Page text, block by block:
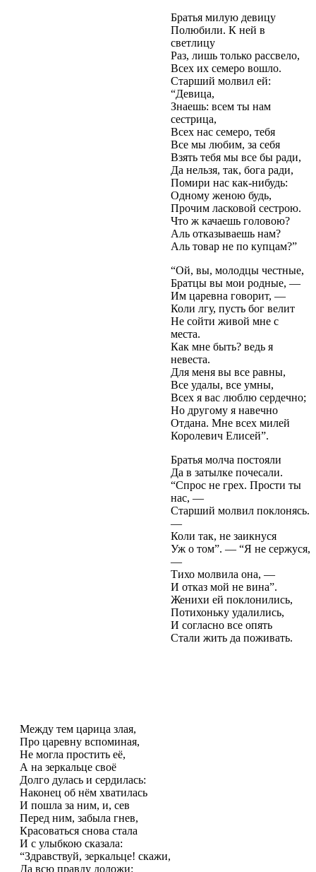
Братья милую девицу
Полюбили. К ней в
светлицу
Раз, лишь только рассвело,
Всех их семеро вошло.
Старший молвил ей:
“Девица,
Знаешь: всем ты нам
сестрица,
Всех нас семеро, тебя
Все мы любим, за себя
Взять тебя мы все бы ради,
Да нельзя, так, бога ради,
Помири нас как-нибудь:
Одному женою будь,
Прочим ласковой сестрою.
Что ж качаешь головою?
Аль отказываешь нам?
Аль товар не по купцам?”
“Ой, вы, молодцы честные,
Братцы вы мои родные, —
Им царевна говорит, —
Коли лгу, пусть бог велит
Не сойти живой мне с
места.
Как мне быть? ведь я
невеста.
Для меня вы все равны,
Все удалы, все умны,
Всех я вас люблю сердечно;
Но другому я навечно
Отдана. Мне всех милей
Королевич Елисей”.
Братья молча постояли
Да в затылке почесали.
“Спрос не грех. Прости ты
нас, —
Старший молвил поклонясь.
—
Коли так, не заикнуся
Уж о том”. — “Я не сержуся,
—
Тихо молвила она, —
И отказ мой не вина”.
Женихи ей поклонились,
Потихоньку удалились,
И согласно все опять
Стали жить да поживать.
Между тем царица злая,
Про царевну вспоминая,
Не могла простить её,
А на зеркальце своё
Долго дулась и сердилась:
Наконец об нём хватилась
И пошла за ним, и, сев
Перед ним, забыла гнев,
Красоваться снова стала
И с улыбкою сказала:
“Здравствуй, зеркальце! скажи,
Да всю правду доложи: